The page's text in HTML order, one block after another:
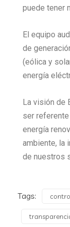
puede tener
El equipo
de
(eólica y
energía
La visión de
ser
energía
ambiente, la
de nuestros
Tags: